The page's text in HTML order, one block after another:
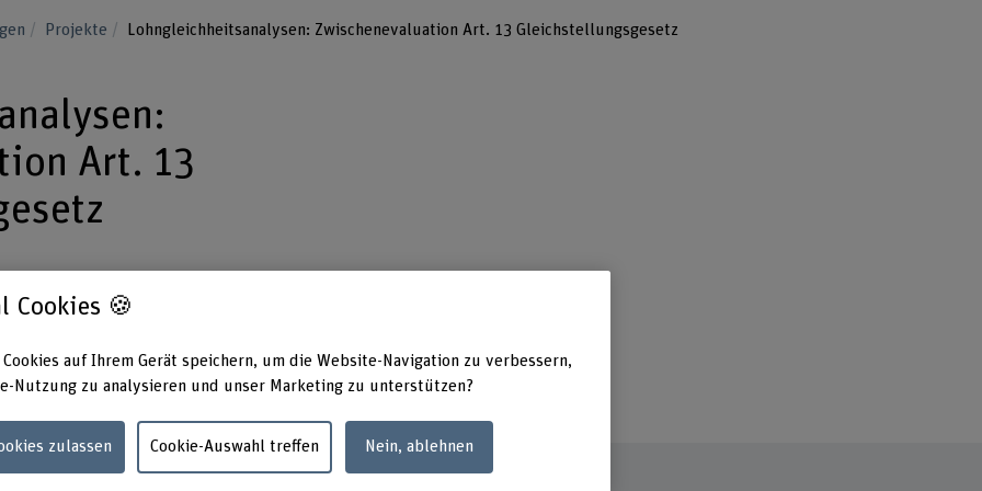
Projekte Lohngleichheitsanalysen: Zwischenevaluation Art. 13 Gleichstellungsgesetz
Art. 13
von Art. 13 GlG, der
100 Angestellten verpflichtet,
und überprüfen zu lassen,
deren Ergebnisse zu informieren.
Cookies 🍪
auf Ihrem Gerät speichern, um die Website-Navigation zu verbessern,
Nutzung zu analysieren und unser Marketing zu unterstützen?
zulassen Cookie-Auswahl treffen Nein, ablehnen